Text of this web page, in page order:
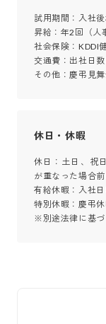
試用期間：入社後
昇給：年2回（人
社会保険：KDDI
交通費：出社日
その他：慶弔見
休日・休暇
休日：土日、祝
が重なった場合
有給休暇：入社
特別休暇：慶弔
※別途法律に基づ